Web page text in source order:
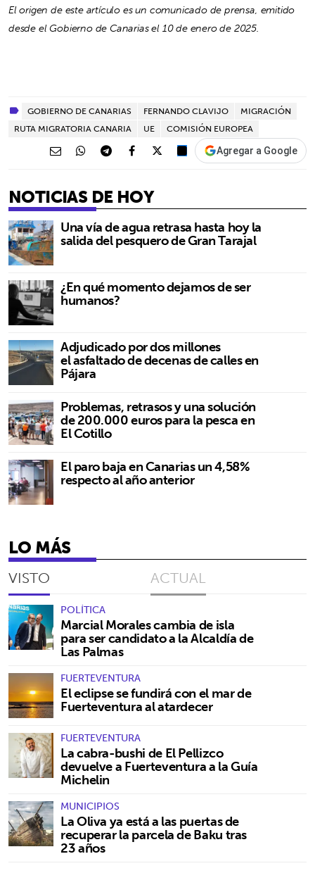
El origen de este artículo es un comunicado de prensa, emitido
desde el Gobierno de Canarias el 10 de enero de 2025.
GOBIERNO DE CANARIAS FERNANDO CLAVIJO
MIGRACIÓN
RUTA MIGRATORIA CANARIA
UE COMISIÓN EUROPEA
Agregar a Google
NOTICIAS DE HOY
Una vía de agua retrasa hasta hoy la
salida del pesquero de Gran Tarajal
¿En qué momento dejamos de ser
humanos?
Adjudicado por dos millones
el asfaltado de decenas de calles en
Pájara
Problemas, retrasos y una solución
de 200.000 euros para la pesca en
El Cotillo
El paro baja en Canarias un 4,58%
respecto al año anterior
LO MÁS
VISTO ACTUAL
POLÍTICA
Marcial Morales cambia de isla
para ser candidato a la Alcaldía de
Las Palmas
FUERTEVENTURA
El eclipse se fundirá con el mar de
Fuerteventura al atardecer
FUERTEVENTURA
La cabra-bushi de El Pellizco
devuelve a Fuerteventura a la Guía
Michelin
MUNICIPIOS
La Oliva ya está a las puertas de
recuperar la parcela de Baku tras
23 años